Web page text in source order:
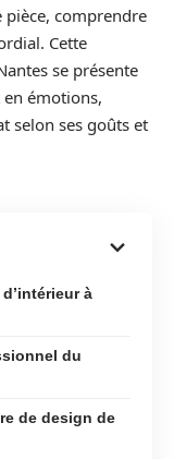
pièce, comprendre
Cette
se présente
émotions,
selon ses goûts et
à
du
de design de